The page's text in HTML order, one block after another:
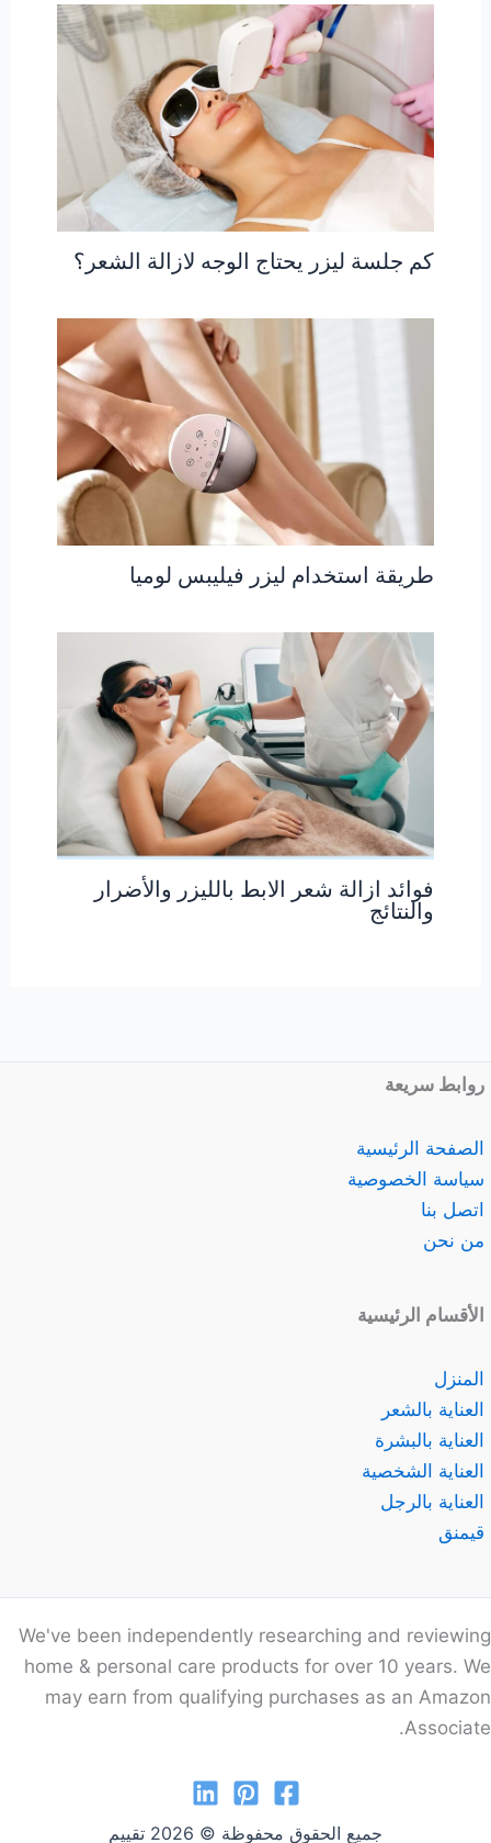
كم جلسة ليزر يحتاج الوجه لازالة الشعر؟
طريقة استخدام ليزر فيليبس لوميا
فوائد ازالة شعر الابط بالليزر والأضرار
والنتائج
روابط سريعة
الصفحة الرئيسية
سياسة الخصوصية
اتصل بنا
من نحن
الأقسام الرئيسية
المنزل
العناية بالشعر
العناية بالبشرة
العناية الشخصية
العناية بالرجل
قيمنق
We've been independently researching and reviewing
home & personal care products for over 10 years. We
may earn from qualifying purchases as an Amazon
Associate.
جميع الحقوق محفوظة © 2026 تقييم